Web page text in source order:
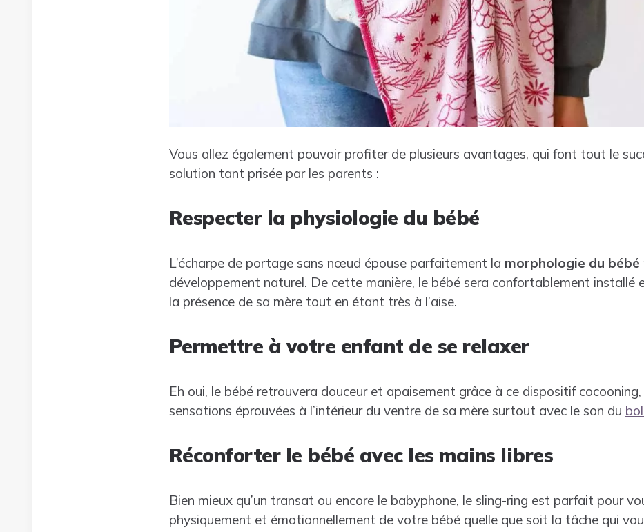
Vous allez également pouvoir profiter de plusieurs avantages, qui font tout le
solution tant prisée par les parents :
Respecter la physiologie du bébé
L’écharpe de portage sans nœud épouse parfaitement la morphologie du bébé
développement naturel. De cette manière, le bébé sera confortablement installé
la présence de sa mère tout en étant très à l’aise.
Permettre à votre enfant de se relaxer
Eh oui, le bébé retrouvera douceur et apaisement grâce à ce dispositif
sensations éprouvées à l’intérieur du ventre de sa mère surtout avec le son du
Réconforter le bébé avec les mains libres
Bien mieux qu’un transat ou encore le babyphone, le sling-ring est parfait pour
physiquement et émotionnellement de votre bébé quelle que soit la tâche qui